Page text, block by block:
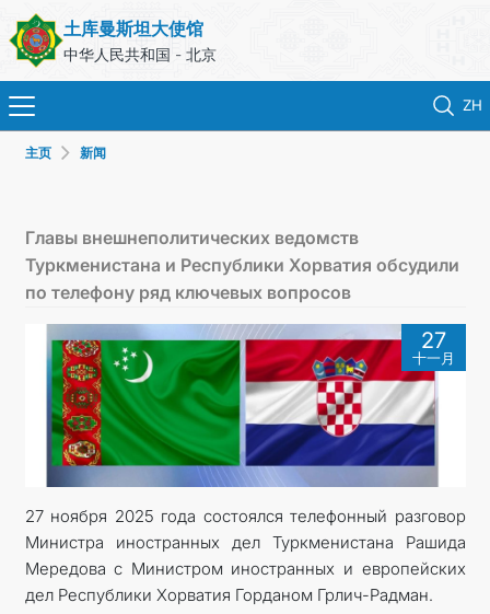
土库曼斯坦大使馆
中华人民共和国 - 北京
ZH
土库曼斯坦
领事服务
外交部
联系我们
主页 新闻
Главы внешнеполитических ведомств
Туркменистана и Республики Хорватия обсудили
по телефону ряд ключевых вопросов
27
十一月
27 ноября 2025 года состоялся телефонный разговор
Министра иностранных дел Туркменистана Рашида
Мередова с Министром иностранных и европейских
дел Республики Хорватия Горданом Грлич-Радман.